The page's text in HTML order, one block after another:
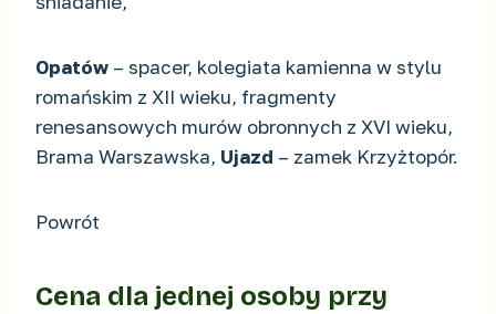
Opatów – spacer, kolegiata kamienna w stylu
romańskim z XII wieku, fragmenty
renesansowych murów obronnych z XVI wieku,
Brama Warszawska, Ujazd – zamek Krzyżtopór.
Powrót
Cena dla jednej osoby przy